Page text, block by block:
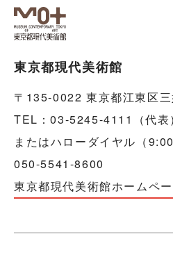
東京都現代美術館
〒135-0022 東京都江東区
TEL：03-5245-4111（代表
またはハローダイヤル（
050-5541-8600
東京都現代美術館ホームペ